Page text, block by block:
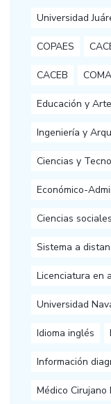
Universidad
COPAES
CACEB
Educación y
Ingeniería y
Ciencias y
Económico-
Ciencias
Sistema a
Licenciatura en
Universidad
Idioma inglés
Información
Médico Cirujano